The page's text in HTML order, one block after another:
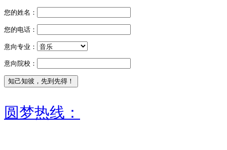
您的姓名：
您的电话：
意向专业：
意向院校：
圆梦热线：